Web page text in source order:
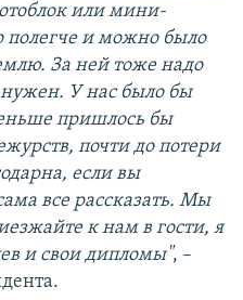
или мини-
полегче и можно было
За ней тоже надо
У нас было бы
пришлось бы
почти до потери
если вы
все рассказать. Мы
к нам в гости, я
и свои дипломы", –